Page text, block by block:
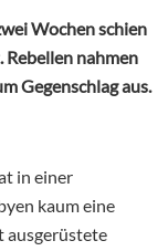
Wochen schien
Rebellen nahmen
Gegenschlag aus.
in einer
kaum eine
ausgerüstete